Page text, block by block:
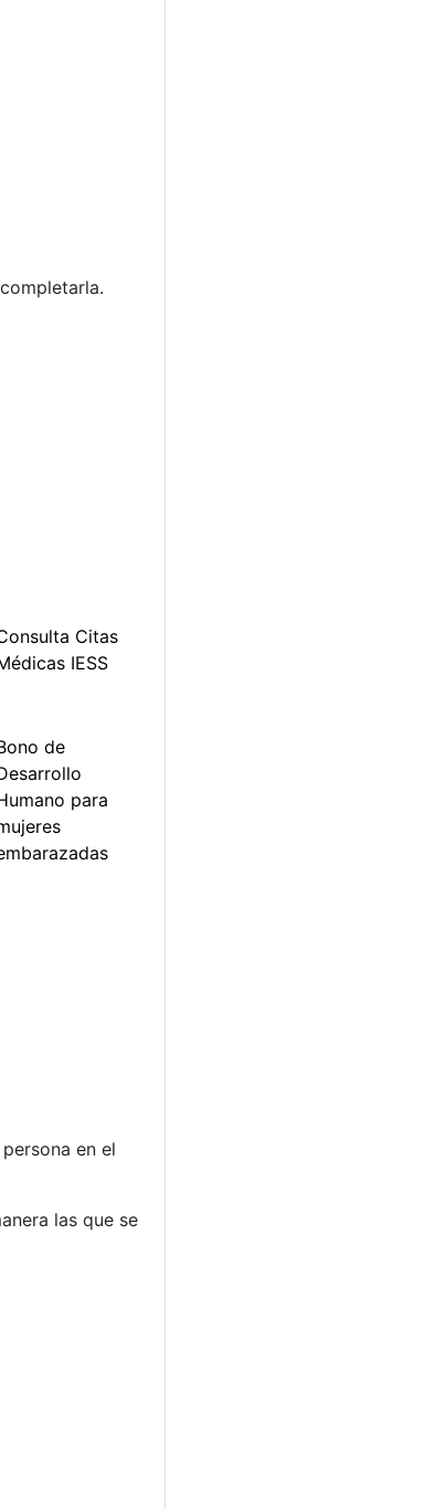
en el
las que se